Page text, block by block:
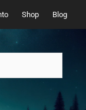
Shop Blog